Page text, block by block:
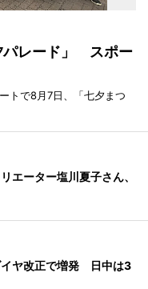
パレード」 スポー
トで8月7日、「七夕まつ
エーター塩川夏子さん、
イヤ改正で増発 日中は3